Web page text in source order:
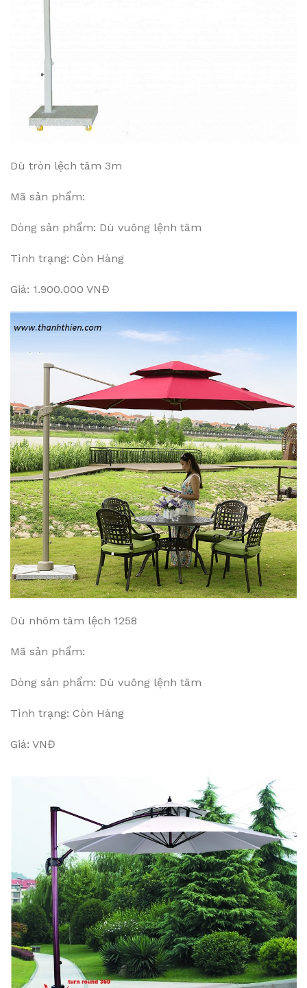
Dù tròn lệch tâm 3m
Mã sản phẩm:
Dòng sản phẩm: Dù vuông lệnh tâm
Tình trạng: Còn Hàng
Giá: 1.900.000 VNĐ
Dù nhôm tâm lệch 1258
Mã sản phẩm:
Dòng sản phẩm: Dù vuông lệnh tâm
Tình trạng: Còn Hàng
Giá: VNĐ